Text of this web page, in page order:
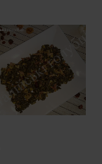
КАПУСТА
КАЛЕ,
ТУШКОВАНА З
БЕКОНОМ,
В'ЯЛЕНОЮ
ЖУРАВЛИНОЮ